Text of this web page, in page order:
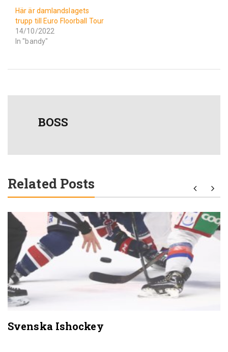
Här är damlandslagets
trupp till Euro Floorball Tour
14/10/2022
In "bandy"
BOSS
Related Posts
Svenska Ishockey